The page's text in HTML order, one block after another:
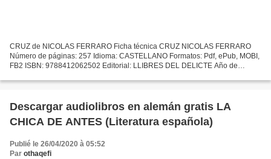
CRUZ de NICOLAS FERRARO Ficha técnica CRUZ NICOLAS FERRARO
Número de páginas: 257 Idioma: CASTELLANO Formatos: Pdf, ePub, MOBI,
FB2 ISBN: 9788412062502 Editorial: LLIBRES DEL DELICTE Año de
Descargar audiolibros en alemán gratis LA
CHICA DE ANTES (Literatura española)
Publié le 26/04/2020 à 05:52
Par othaqefi